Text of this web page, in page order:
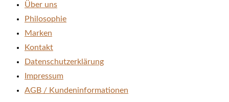
Über uns
Philosophie
Marken
Kontakt
Datenschutzerklärung
Impressum
AGB / Kundeninformationen